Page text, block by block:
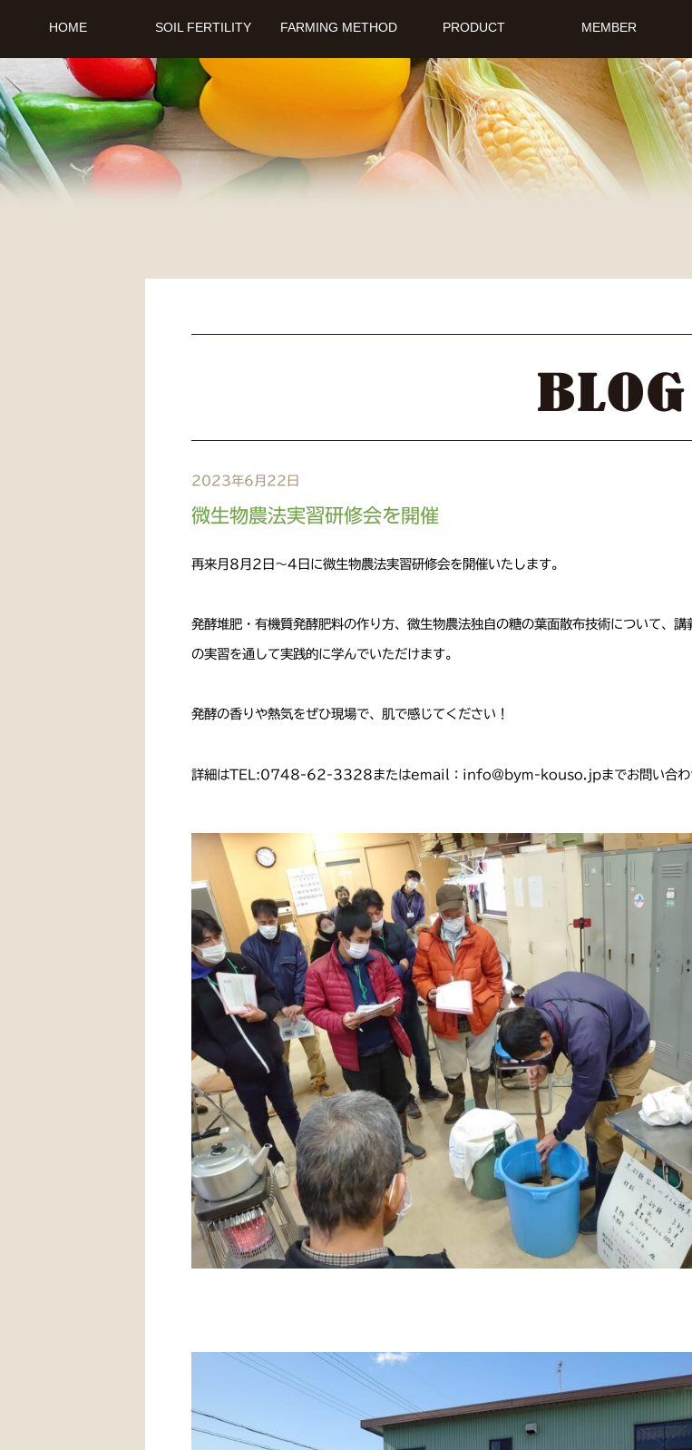
HOME SOIL FERTILITY FARMING METHOD PRODUCT MEMBER
2023年6月22日
微生物農法実習研修会を開催
再来月8月2日～4日に微生物農法実習研修会を開催いたします。
発酵堆肥・有機質発酵肥料の作り方、微生物農法独自の糖の葉面散布技術について、講
の実習を通して実践的に学んでいただけます。
発酵の香りや熱気をぜひ現場で、肌で感じてください！
詳細はTEL:0748-62-3328またはemail：info@bym-kouso.jpまでお問い合わせ